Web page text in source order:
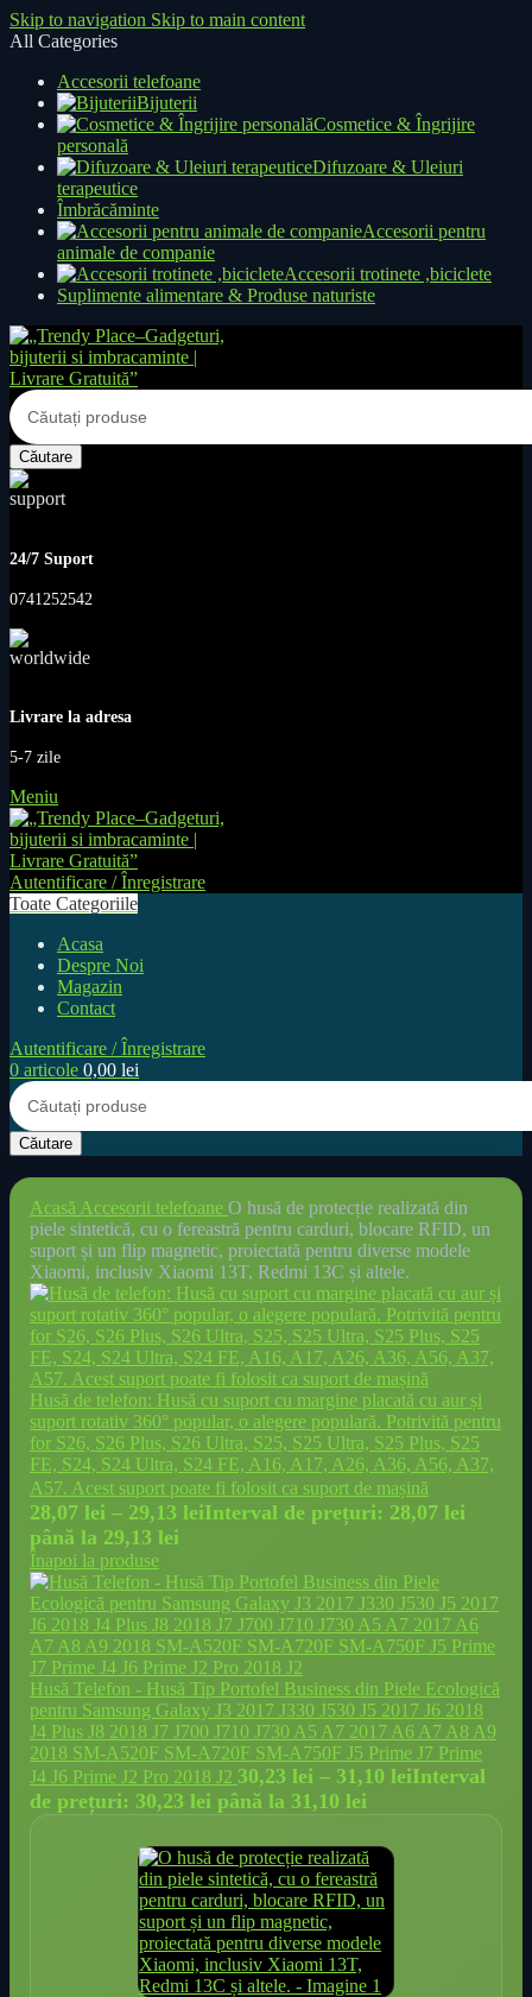
Skip to navigation Skip to main content
All Categories
Accesorii telefoane
Bijuterii
Cosmetice & Îngrijire
personală
Difuzoare & Uleiuri
terapeutice
Îmbrăcăminte
Accesorii pentru
animale de companie
Accesorii trotinete ,biciclete
Suplimente alimentare & Produse naturiste
Căutare
24/7 Suport
0741252542
Livrare la adresa
5-7 zile
Meniu
Autentificare / Înregistrare
Toate Categoriile
Acasa
Despre Noi
Magazin
Contact
Autentificare / Înregistrare
0 articole 0,00 lei
Căutare
Acasă Accesorii telefoane O husă de protecție realizată din
piele sintetică, cu o fereastră pentru carduri, blocare RFID, un
suport și un flip magnetic, proiectată pentru diverse modele
Xiaomi, inclusiv Xiaomi 13T, Redmi 13C și altele.
Husă de telefon: Husă cu suport cu margine placată cu aur și
suport rotativ 360° popular, o alegere populară. Potrivită pentru
for S26, S26 Plus, S26 Ultra, S25, S25 Ultra, S25 Plus, S25
FE, S24, S24 Ultra, S24 FE, A16, A17, A26, A36, A56, A37,
A57. Acest suport poate fi folosit ca suport de mașină
28,07 lei – 29,13 leiInterval de prețuri: 28,07 lei
până la 29,13 lei
Înapoi la produse
Husă Telefon - Husă Tip Portofel Business din Piele Ecologică
pentru Samsung Galaxy J3 2017 J330 J530 J5 2017 J6 2018
J4 Plus J8 2018 J7 J700 J710 J730 A5 A7 2017 A6 A7 A8 A9
2018 SM-A520F SM-A720F SM-A750F J5 Prime J7 Prime
J4 J6 Prime J2 Pro 2018 J2 30,23 lei – 31,10 leiInterval
de prețuri: 30,23 lei până la 31,10 lei